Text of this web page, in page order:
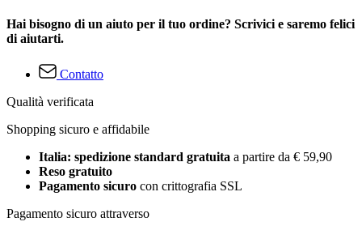
Hai bisogno di un aiuto per il tuo ordine? Scrivici e saremo felici
di aiutarti.
Contatto
Qualità verificata
Shopping sicuro e affidabile
Italia: spedizione standard gratuita a partire da € 59,90
Reso gratuito
Pagamento sicuro con crittografia SSL
Pagamento sicuro attraverso